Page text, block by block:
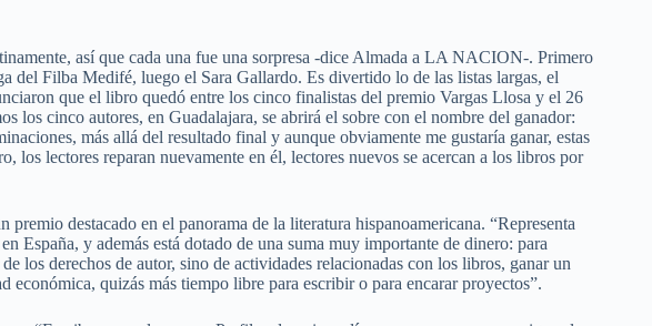
así que cada una fue una sorpresa -dice Almada a LA NACION-. Primero
del Filba Medifé, luego el Sara Gallardo. Es divertido lo de las listas largas, el
que el libro quedó entre los cinco finalistas del premio Vargas Llosa y el 26
los cinco autores, en Guadalajara, se abrirá el sobre con el nombre del ganador:
más allá del resultado final y aunque obviamente me gustaría ganar, estas
los lectores reparan nuevamente en él, lectores nuevos se acercan a los libros por
premio destacado en el panorama de la literatura hispanoamericana. “Representa
España, y además está dotado de una suma muy importante de dinero: para
los derechos de autor, sino de actividades relacionadas con los libros, ganar un
económica, quizás más tiempo libre para escribir o para encarar proyectos”.